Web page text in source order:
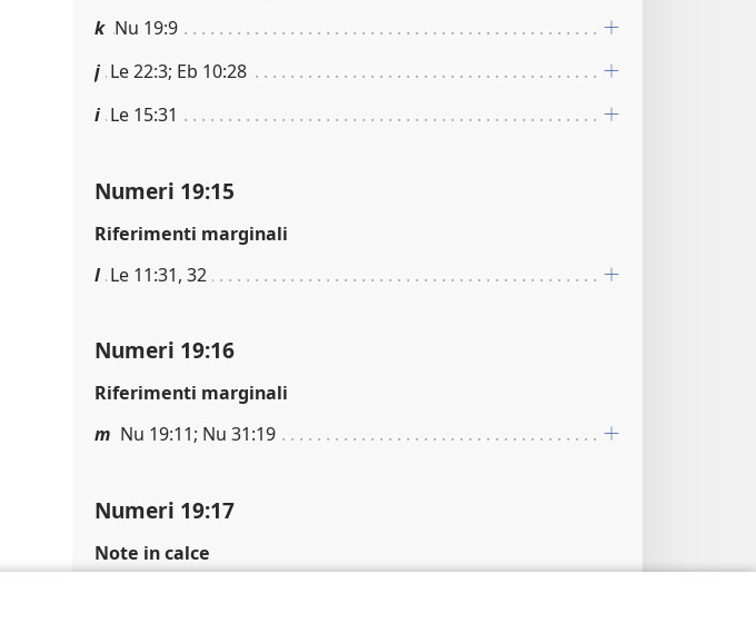
k Nu 19:9
j Le 22:3; Eb 10:28
i Le 15:31
Numeri 19:15
Riferimenti marginali
l Le 11:31, 32
Numeri 19:16
Riferimenti marginali
m Nu 19:11; Nu 31:19
Numeri 19:17
Note in calce